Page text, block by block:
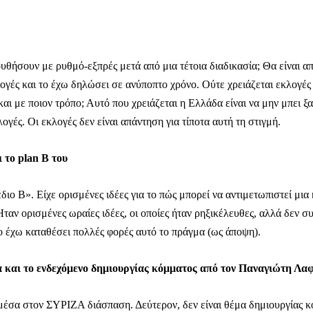
Εφημερίδα
Ποιοι
Στείλτε το
με ρυθμό-εξπρές μετά από μια τέτοια διαδικασία; Θα είναι
και το έχω δηλώσει σε ανύποπτο χρόνο. Ούτε χρειάζεται εκλογές
με ποιον τρόπο; Αυτό που χρειάζεται η Ελλάδα είναι να μην μπει
Οι εκλογές δεν είναι απάντηση για τίποτα αυτή τη στιγμή.
το plan B του
Β». Είχε ορισμένες ιδέες για το πώς μπορεί να αντιμετωπιστεί
ορισμένες ωραίες ιδέες, οι οποίες ήταν ρηξικέλευθες, αλλά δεν
καταθέσει πολλές φορές αυτό το πράγμα (ως άποψη).
το ενδεχόμενο δημιουργίας κόμματος από τον Παναγιώτη
στον ΣΥΡΙΖΑ διάσπαση. Δεύτερον, δεν είναι θέμα δημιουργίας